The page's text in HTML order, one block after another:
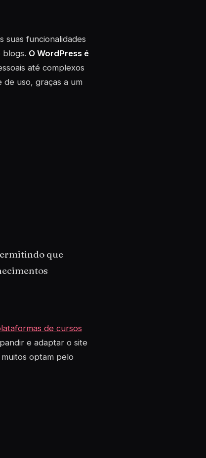
suas funcionalidades
blogs. O WordPress é
até complexos
de uso, graças a um
que
de cursos
e adaptar o site
optam pelo